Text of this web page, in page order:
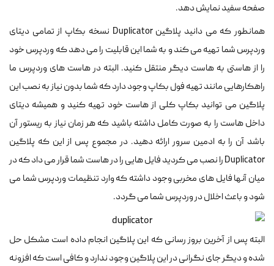
صفحه سفید نمایش دهد.
همانطور که می دانید پلاگین Duplicator نسخه بکاپ از تمامی دیتای
وردپرس شما تهیه می کند و به شما این قابلیت را می دهد که وردپرس خود
را از هاستی به هاست دیگر منتقل کنید. البته در هاست های وردپرس ما
راهکارهایی مانند تهیه فول بکاپ وجود دارد که شما بدون نیاز به نصب این
پلاگین می توانید بکاپ کلی از هاست خود تهیه کنید و همیشه دیتای
داخل هاست را به صورت کامل داشته باشید که هر زمان نیاز به ریستور آن
باشد آن را به ادمین سرور ارائه دهید. در مجموع پس از این که پلاگین
Duplicator را نصب می کردید فایل هایی را در هاست شما قرار می داد که در
میان آنها فایل های مخربی وجود داشته که وارد تنظیمات وردپرس شما می
شود و باعث اخلال در وردپرس شما می گردد.
البته پس از آخرین بروز رسانی که این پلاگین انجام داده است مشکل حل
شده و دیگر جای نگرانی در این پلاگین وجود ندارد و کافی است که افزونه